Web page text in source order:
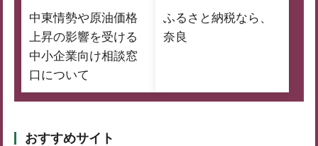
中東情勢や原油価格
上昇の影響を受ける
中小企業向け相談窓
口について
ふるさと納税なら、
奈良
おすすめサイト